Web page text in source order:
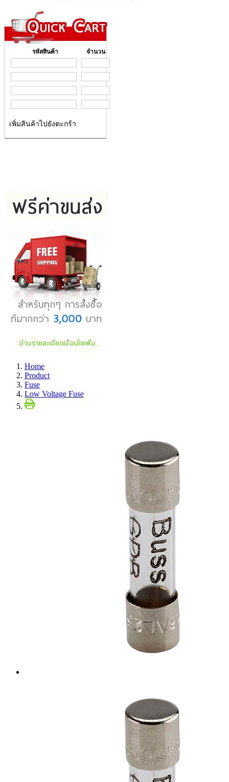
รหัสสินค้า จำนวน
เพิ่มสินค้าไปยังตะกร้า
Home
Product
Fuse
Low Voltage Fuse